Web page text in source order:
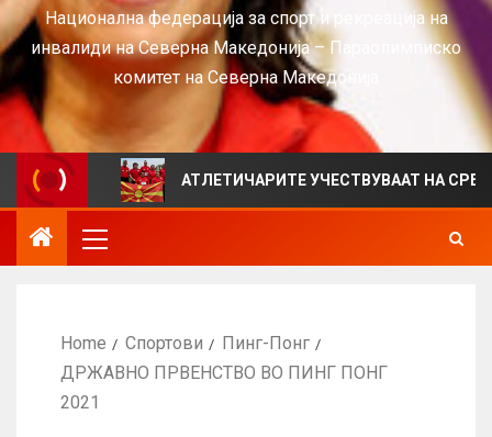
Национална федерација за спорт и рекреација на
инвалиди на Северна Македонија – Параолимписко
комитет на Северна Македонија
АТЛЕТИЧАРИТЕ УЧЕСТВУВААТ НА СРБИЈА ОПЕН
Home Спортови
Пинг-Понг
ДРЖАВНО ПРВЕНСТВО ВО ПИНГ ПОНГ
2021